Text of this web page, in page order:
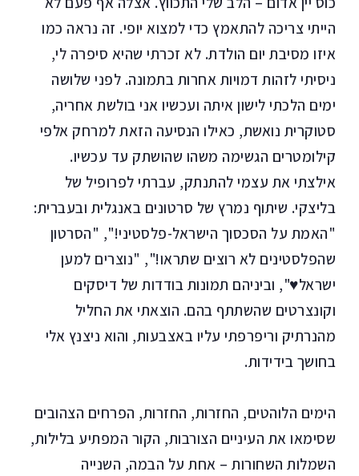
הייתי צריכה להתאמץ כדי למצוא יופי. זה נראה כמו
איזו מסיבת יום הולדת. לא זכרתי שהיא סיפרה לי,
ניסיתי לזהות דמויות אחרות בתמונה. לפני שלושה
ימים הלכתי לישון איתה ועכשיו אני בולשת אחריה,
סטוקרית נואשת, כאילו הנסיעה הזאת למרחק אלפי
קילומטרים הגשימה משהו שהושתק עד עכשיו.
אילצתי את עצמי להתנתק, עברתי לפרופיל של
בליצקי. שיתוף נמרץ של סרטונים באנגלית ובעברית:
"האמת על הסכסוך הישראל-פלסטיני!", "הסרטון
שהפלסטינים לא רוצים שתראו!", "נוצרים למען
ישראל♥", וביניהם תמונות בודדות של דיסקים
וקונצרטים שהשתתף בהם. הוצאתי את החליל
מהנרתיק וריפרפתי עליו באצבעות, והוא ניצנץ אלי
בחושך בידידות.
הימים הלוהטים, החזרות, החזרות, הפרחים הצהובים
שסימאו את העיניים הצורבות, הקור המפתיע בלילות,
השמלות השחורות – אחת על הבמה, השנייה